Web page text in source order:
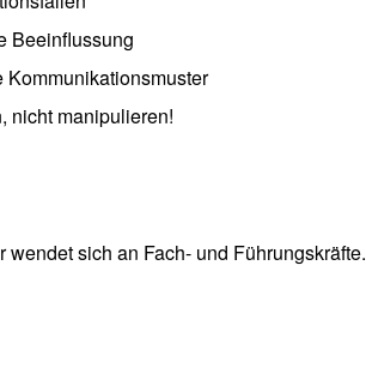
Beeinflussung
Kommunikationsmuster
nicht manipulieren!
wendet sich an Fach- und Führungskräfte.